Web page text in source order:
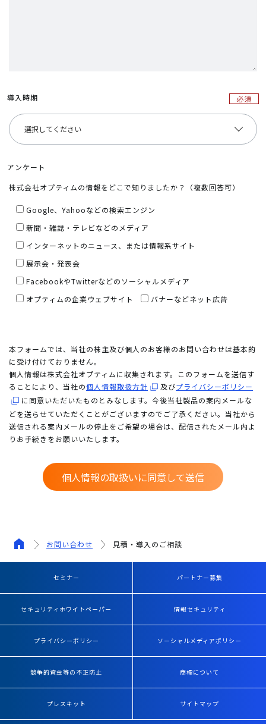
導入時期 必須
アンケート
株式会社オプティムの情報をどこで知りましたか？（複数回答可）
Google、Yahooなどの検索エンジン
新聞・雑誌・テレビなどのメディア
インターネットのニュース、または情報系サイト
展示会・発表会
FacebookやTwitterなどのソーシャルメディア
オプティムの企業ウェブサイト
バナーなどネット広告
本フォームでは、当社の株主及び個人のお客様のお問い合わせは基本的
に受け付けておりません。
個人情報は株式会社オプティムに収集されます。このフォームを送信す
ることにより、当社の個人情報取扱方針 及びプライバシーポリシー
に同意いただいたものとみなします。今後当社製品の案内メールな
どを送らせていただくことがございますのでご了承ください。当社から
送信される案内メールの停止をご希望の場合は、配信されたメール内よ
りお手続きをお願いいたします。
個人情報の取扱いに同意して送信
お問い合わせ 見積・導入のご相談
セミナー パートナー募集
セキュリティホワイトペーパー 情報セキュリティ
プライバシーポリシー ソーシャルメディアポリシー
競争的資金等の不正防止 商標について
プレスキット サイトマップ